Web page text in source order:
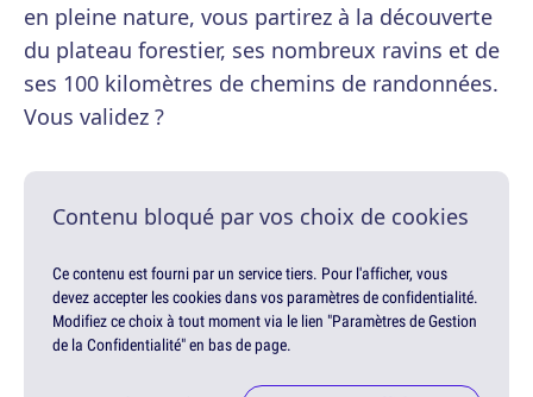
en pleine nature, vous partirez à la découverte
du plateau forestier, ses nombreux ravins et de
ses 100 kilomètres de chemins de randonnées.
Vous validez ?
Contenu bloqué par vos choix de cookies
Ce contenu est fourni par un service tiers. Pour l'afficher, vous
devez accepter les cookies dans vos paramètres de confidentialité.
Modifiez ce choix à tout moment via le lien "Paramètres de Gestion
de la Confidentialité" en bas de page.